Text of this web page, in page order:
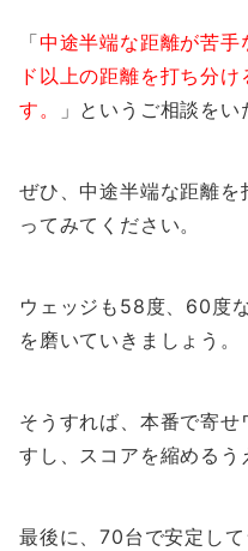
「中途半端な距離が苦
ド以上の距離を打ち分
す。
」というご相談をい
ぜひ、中途半端な距離
ってみてください。
ウェッジも58度、60度
を磨いていきましょう。
そうすれば、本番で寄せ
すし、スコアを縮めるう
最後に、70台で安定し